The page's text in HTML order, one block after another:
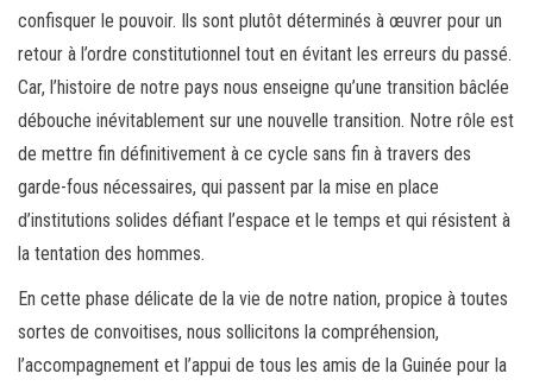
confisquer le pouvoir. Ils sont plutôt déterminés à œuvrer pour un
retour à l’ordre constitutionnel tout en évitant les erreurs du passé.
Car, l’histoire de notre pays nous enseigne qu’une transition bâclée
débouche inévitablement sur une nouvelle transition. Notre rôle est
de mettre fin définitivement à ce cycle sans fin à travers des
garde-fous nécessaires, qui passent par la mise en place
d’institutions solides défiant l’espace et le temps et qui résistent à
la tentation des hommes.
En cette phase délicate de la vie de notre nation, propice à toutes
sortes de convoitises, nous sollicitons la compréhension,
l’accompagnement et l’appui de tous les amis de la Guinée pour la